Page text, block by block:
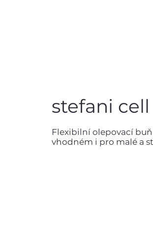
stefani cell
Flexibilní olepovací
vhodném i pro malé a